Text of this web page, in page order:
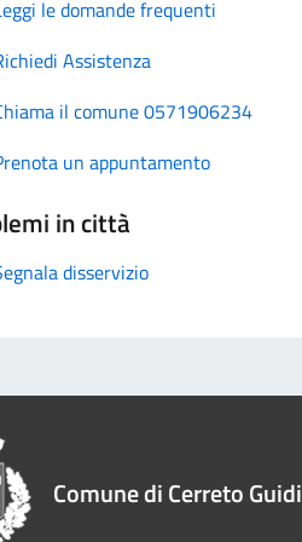
le domande frequenti
Assistenza
il comune 0571906234
un appuntamento
in città
disservizio
Comune di Cerreto Guidi